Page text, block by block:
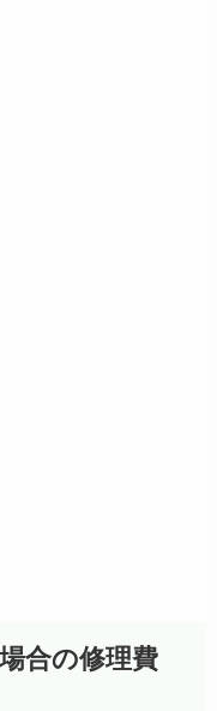
合の修理費